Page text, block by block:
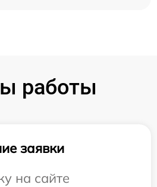
работы
заявки
на сайте